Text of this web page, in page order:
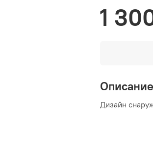
1
Описание
Дизайн